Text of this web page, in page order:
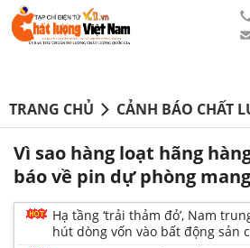
TRANG CHỦ CẢNH BÁO CHẤT
Vì sao hàng loạt hãng
báo về pin dự phòng
Hạ tầng ‘trải thảm đỏ’, Nam
hút dòng vốn vào bất động sản